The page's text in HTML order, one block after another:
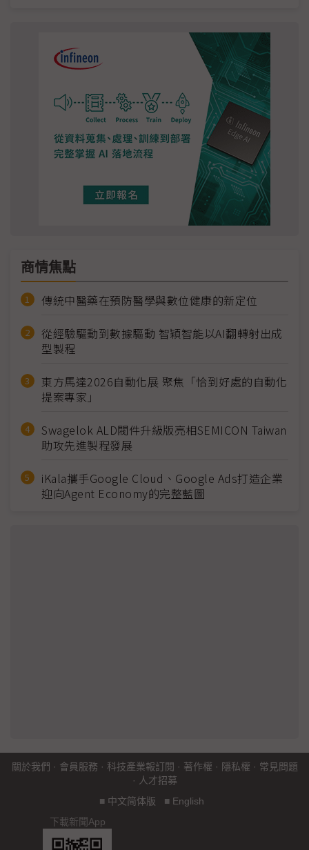
商情焦點
傳統中醫藥在預防醫學與數位健康的新定位
從經驗驅動到數據驅動 智穎智能以AI翻轉射出成
型製程
東方馬達2026自動化展 聚焦「恰到好處的自動化
提案專家」
Swagelok ALD閥件升級版亮相SEMICON Taiwan
助攻先進製程發展
iKala攜手Google Cloud、Google Ads打造企業
迎向Agent Economy的完整藍圖
關於我們 · 會員服務 · 科技產業報訂閱 · 著作權 · 隱私權 · 常見問題
· 人才招募
■ 中文简体版 ■ English
下載新聞App